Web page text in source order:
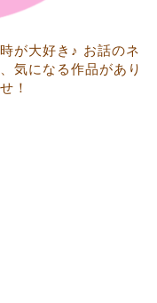
が大好き♪ お話のネ
気になる作品があり
！